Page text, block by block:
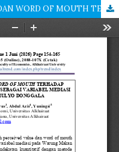
PENGARUH PERCEIVED VALUE DAN WORD OF MOUTH TERHADAP KEPUTUSAN PEMBELIAN DENGAN TRUST SEBAGAI VARIABEL MEDIASI PADA WARUNG MAKAN SIDOMULYO DONGGALA